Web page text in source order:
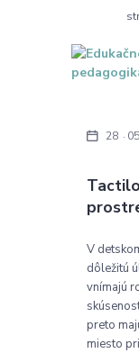
28 05
V
dôležitú
vnímajú
preto
miesto